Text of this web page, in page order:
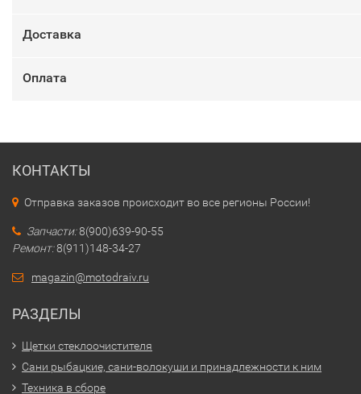
Доставка
Оплата
КОНТАКТЫ
Отправка заказов происходит во все регионы России!
Запчасти:8(900)639-90-55
Ремонт:8(911)148-34-27
magazin@motodraiv.ru
РАЗДЕЛЫ
Щетки стеклоочистителя
Сани рыбацкие, сани-волокуши и принадлежности к ним
Техника в сборе